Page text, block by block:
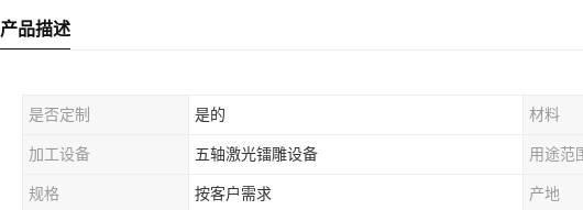
产品描述
是否定制 是的 材料
加工设备 五轴激光镭雕设备 用途范
规格 按客户需求 产地